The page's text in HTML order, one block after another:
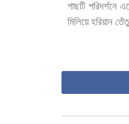
গাছটি পরিদর্শনে
মিলিয়ে হরিয়ান